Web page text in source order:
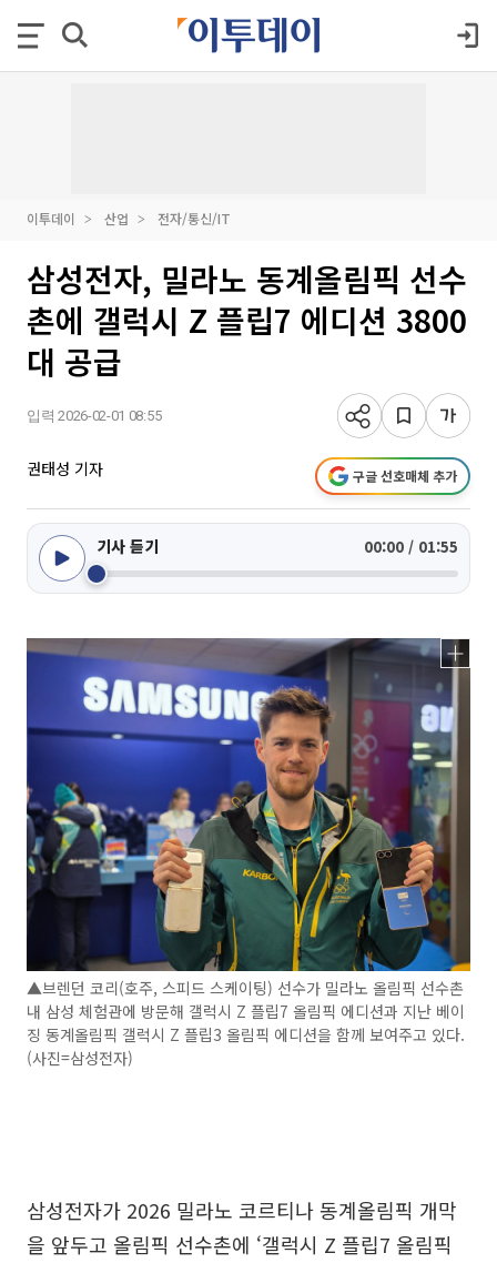
이투데이 산업 전자/통신/IT
삼성전자, 밀라노 동계올림픽 선수
촌에 갤럭시 Z 플립7 에디션 3800
대 공급
입력 2026-02-01 08:55
권태성 기자 구글 선호매체 추가
기사 듣기 00:00 / 01:55
▲브렌던 코리(호주, 스피드 스케이팅) 선수가 밀라노 올림픽 선수촌
내 삼성 체험관에 방문해 갤럭시 Z 플립7 올림픽 에디션과 지난 베이
징 동계올림픽 갤럭시 Z 플립3 올림픽 에디션을 함께 보여주고 있다.
(사진=삼성전자)
삼성전자가 2026 밀라노 코르티나 동계올림픽 개막
을 앞두고 올림픽 선수촌에 ‘갤럭시 Z 플립7 올림픽